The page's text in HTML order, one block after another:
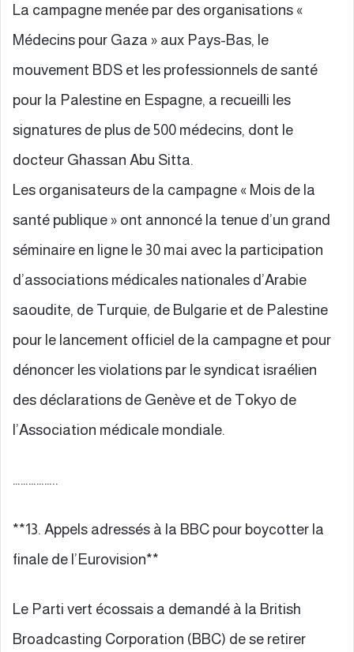
La campagne menée par des organisations «
Médecins pour Gaza » aux Pays-Bas, le
mouvement BDS et les professionnels de santé
pour la Palestine en Espagne, a recueilli les
signatures de plus de 500 médecins, dont le
docteur Ghassan Abu Sitta.
Les organisateurs de la campagne « Mois de la
santé publique » ont annoncé la tenue d’un grand
séminaire en ligne le 30 mai avec la participation
d’associations médicales nationales d’Arabie
saoudite, de Turquie, de Bulgarie et de Palestine
pour le lancement officiel de la campagne et pour
dénoncer les violations par le syndicat israélien
des déclarations de Genève et de Tokyo de
l’Association médicale mondiale.
……………..
**13. Appels adressés à la BBC pour boycotter la
finale de l’Eurovision**
Le Parti vert écossais a demandé à la British
Broadcasting Corporation (BBC) de se retirer